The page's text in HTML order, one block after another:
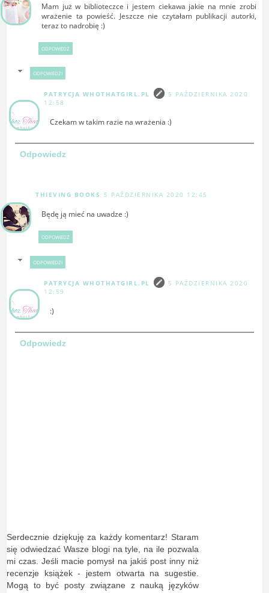
Mam już w biblioteczce i jestem ciekawa jakie na mnie zrobi
wrażenie ta powieść. Jeszcze nie czytałam publikacji autorki,
teraz to nadrobię :)
ODPOWIEDZ
ODPOWIEDZI
PATRYCJA WHOTHATGIRL.PL
5 PAŹDZIERNIKA 2020
12:58
Czekam w takim razie na wrażenia :)
Odpowiedz
THIEVING BOOKS 5 PAŹDZIERNIKA 2020 12:45
Będę ją mieć na uwadze :)
ODPOWIEDZ
ODPOWIEDZI
PATRYCJA WHOTHATGIRL.PL
5 PAŹDZIERNIKA 2020
12:59
:)
Odpowiedz
Serdecznie dziękuję za każdy komentarz! Staram
się odwiedzać Wasze blogi na tyle, na ile pozwala
mi czas. Jeśli macie pomysł na jakiś post inny niż
recenzje książek - jestem otwarta na sugestie.
Mogą to być posty związane z nauką języków